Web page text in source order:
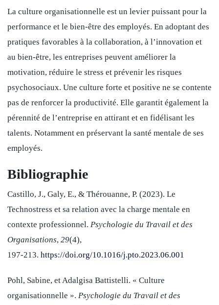
La culture organisationnelle est un levier puissant pour la
performance et le bien-être des employés. En adoptant des
pratiques favorables à la collaboration, à l’innovation et
au bien-être, les entreprises peuvent améliorer la
motivation, réduire le stress et prévenir les risques
psychosociaux. Une culture forte et positive ne se contente
pas de renforcer la productivité. Elle garantit également la
pérennité de l’entreprise en attirant et en fidélisant les
talents. Notamment en préservant la santé mentale de ses
employés.
Bibliographie
Castillo, J., Galy, E., & Thérouanne, P. (2023). Le
Technostress et sa relation avec la charge mentale en
contexte professionnel. Psychologie du Travail et des
Organisations, 29(4),
197‑213. https://doi.org/10.1016/j.pto.2023.06.001
Pohl, Sabine, et Adalgisa Battistelli. « Culture
organisationnelle ». Psychologie du Travail et des